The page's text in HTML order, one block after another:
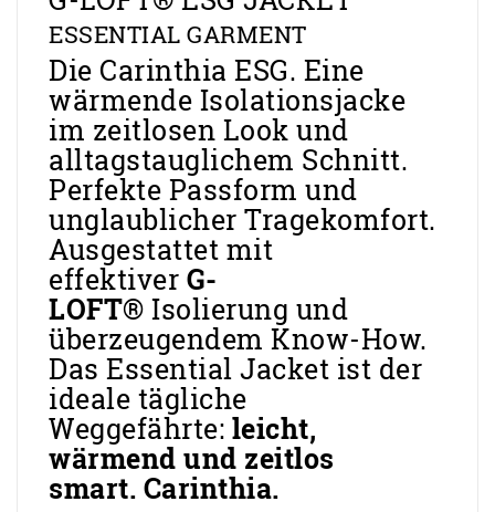
ESSENTIAL GARMENT
Die Carinthia ESG. Eine
wärmende Isolationsjacke
im zeitlosen Look und
alltagstauglichem Schnitt.
Perfekte Passform und
unglaublicher Tragekomfort.
Ausgestattet mit
effektiver G-
LOFT® Isolierung und
überzeugendem Know-How.
Das Essential Jacket ist der
ideale tägliche
Weggefährte: leicht,
wärmend und zeitlos
smart. Carinthia.